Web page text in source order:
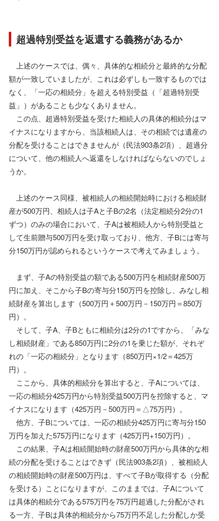
超過特別受益を返還する義務があるか
上述のケースでは、偶々、具体的な相続分と最終的な分配
額が一致していましたが、これは必ずしも一致するものでは
なく、「一応の相続分」を超える特別受益（「超過特別受
益」）があることも少なくありません。
この点、超過特別受益を受けた相続人の具体的相続分はマ
イナスになりますから、当該相続人は、その相続では遺産の
分配を受けることはできませんが（民法903条2項）、超過分
について、他の相続人へ返還をしなければならないのでしょ
うか。
上述のケース同様、被相続人の相続開始時における相続財
産が500万円、相続人は子Aと子Bの2名（法定相続分2分の1
ずつ）のみの場合において、子Aは被相続人から特別受益と
して生前贈与500万円を受け取っており、他方、子Bには寄与
分150万円が認められるというケースで考えてみましょう。
まず、子Aの特別受益の額である500万円を相続財産500万
円に加え、そこから子Bの寄与分150万円を控除し、みなし相
続財産を算出します（500万円＋500万円－150万円＝850万
円）。
そして、子A、子Bともに相続分は2分の1ですから、「みな
し相続財産」である850万円に2分の1を乗じた額が、それぞ
れの「一応の相続分」となります（850万円×1/2＝425万
円）。
ここから、具体的相続分を算出すると、子Aについては、
一応の相続分425万円から特別受益500万円を控除すると、マ
イナスになります（425万円－500万円＝△75万円）。
他方、子Bについては、一応の相続分425万円に寄与分150
万円を加えた575万円になります（425万円+150万円）。
この結果、子Aは相続開始時の財産500万円から具体的な相
続の分配を受けることはできず（民法903条2項）、被相続人
の相続開始時の財産500万円は、すべて子Bが取得する（分配
を受ける）ことになりますが、このままでは、子Aについて
は具体的相続分である575万円を75万円超過した分配がされ
る一方、子Bは具体的相続分から75万円不足した分配しか受